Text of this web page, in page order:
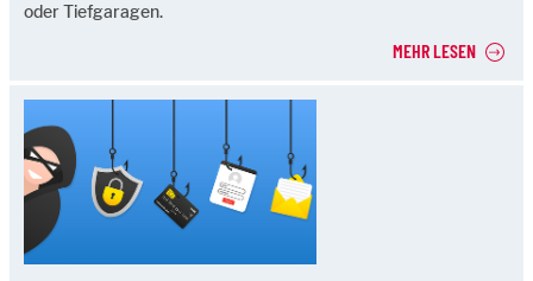
oder Tiefgaragen.
MEHR LESEN